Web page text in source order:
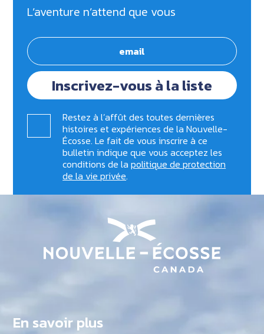
L’aventure n’attend que vous
Inscrivez-vous à la liste
Restez à l’affût des toutes dernières
histoires et expériences de la Nouvelle-
Écosse. Le fait de vous inscrire à ce
bulletin indique que vous acceptez les
conditions de lapolitique de protection
de la vie privée.
En savoir plus